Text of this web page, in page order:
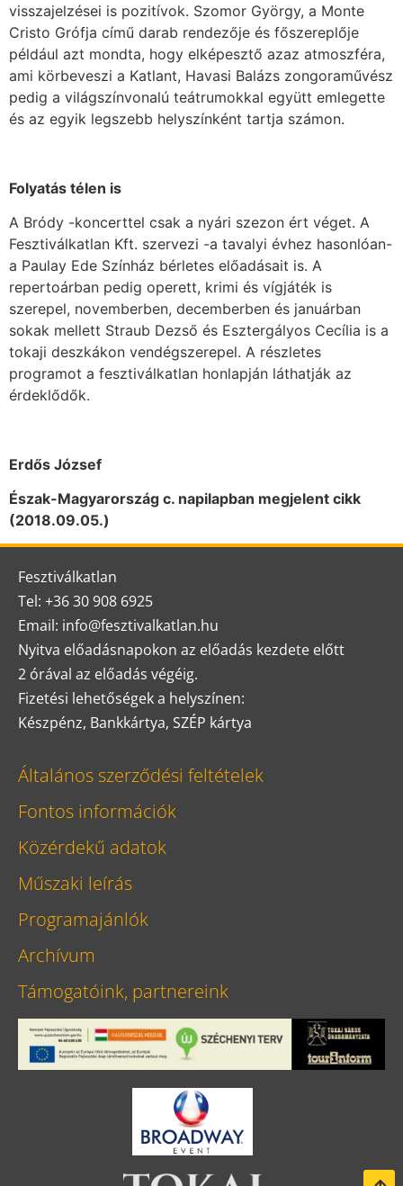
visszajelzései is pozitívok. Szomor György, a Monte
Cristo Grófja című darab rendezője és főszereplője
például azt mondta, hogy elképesztő azaz atmoszféra,
ami körbeveszi a Katlant, Havasi Balázs zongoraművész
pedig a világszínvonalú teátrumokkal együtt emlegette
és az egyik legszebb helyszínként tartja számon.
Folyatás télen is
A Bródy -koncerttel csak a nyári szezon ért véget. A
Fesztiválkatlan Kft. szervezi -a tavalyi évhez hasonlóan-
a Paulay Ede Színház bérletes előadásait is. A
repertoárban pedig operett, krimi és vígjáték is
szerepel, novemberben, decemberben és januárban
sokak mellett Straub Dezső és Esztergályos Cecília is a
tokaji deszkákon vendégszerepel. A részletes
programot a fesztiválkatlan honlapján láthatják az
érdeklődők.
Erdős József
Észak-Magyarország c. napilapban megjelent cikk
(2018.09.05.)
Fesztiválkatlan
Tel: +36 30 908 6925
Email: info@fesztivalkatlan.hu
Nyitva előadásnapokon az előadás kezdete előtt
2 órával az előadás végéig.
Fizetési lehetőségek a helyszínen:
Készpénz, Bankkártya, SZÉP kártya
Általános szerződési feltételek
Fontos információk
Közérdekű adatok
Műszaki leírás
Programajánlók
Archívum
Támogatóink, partnereink